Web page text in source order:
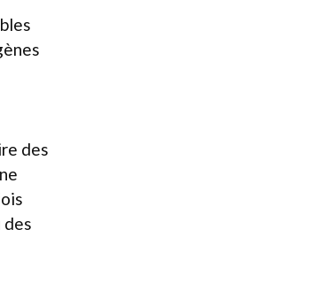
des
des